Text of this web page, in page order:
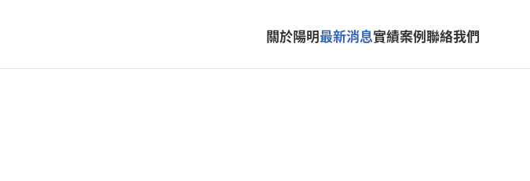
關於陽明最新消息實績案例聯絡我們